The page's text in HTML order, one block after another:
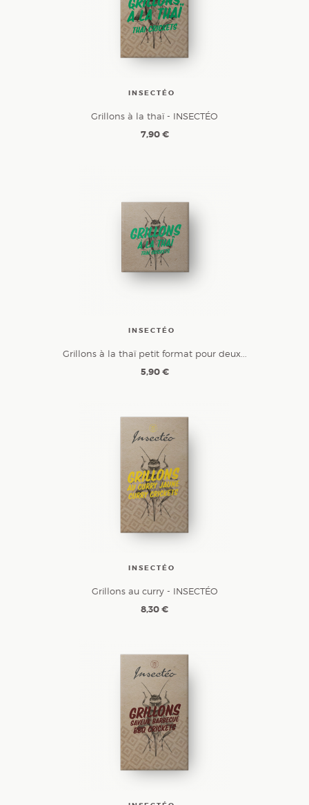
INSECTÉO
Grillons à la thaï - INSECTÉO
7,90 €
INSECTÉO
Grillons à la thaï petit format pour deux...
5,90 €
INSECTÉO
Grillons au curry - INSECTÉO
8,30 €